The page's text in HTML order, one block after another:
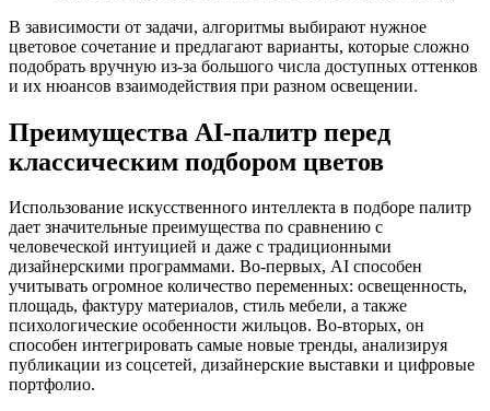
В зависимости от задачи, алгоритмы выбирают нужное
цветовое сочетание и предлагают варианты, которые сложно
подобрать вручную из-за большого числа доступных оттенков
и их нюансов взаимодействия при разном освещении.
Преимущества AI-палитр перед
классическим подбором цветов
Использование искусственного интеллекта в подборе палитр
дает значительные преимущества по сравнению с
человеческой интуицией и даже с традиционными
дизайнерскими программами. Во-первых, AI способен
учитывать огромное количество переменных: освещенность,
площадь, фактуру материалов, стиль мебели, а также
психологические особенности жильцов. Во-вторых, он
способен интегрировать самые новые тренды, анализируя
публикации из соцсетей, дизайнерские выставки и цифровые
портфолио.